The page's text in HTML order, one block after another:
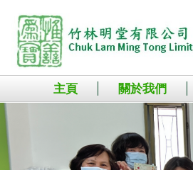
主頁 關於我們